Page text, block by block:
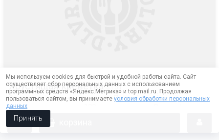
Хрустящая креветка 315 г
Этот ролл - лауреат конкурса Лучший Алтайский товар, а
также вошел в число 100 лучших товаров России!
Это наше фирменное сочетание, обязательно
Мы используем cookies для быстрой и удобной работы сайта. Сайт
осуществляет сбор персональных данных с использованием
программных средств «Яндекс.Метрика» и top.mail.ru. Продолжая
пользоваться сайтом, вы принимаете условия обработки персональных
данных
Принять